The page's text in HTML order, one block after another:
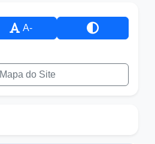
A-
Mapa do Site